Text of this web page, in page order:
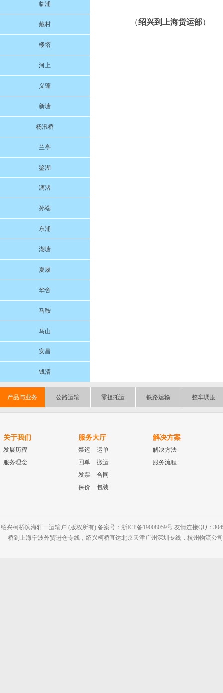
临浦
戴村
楼塔
河上
义蓬
新塘
杨汛桥
兰亭
鉴湖
漓渚
孙端
东浦
湖塘
夏履
华舍
马鞍
马山
安昌
钱清
（绍兴到上海货运部）
产品与业务 公路运输 零担托运 铁路运输 整车调度
关于我们
发展历程
服务理念
服务大厅
禁运
运单
回单
搬运
发票
合同
保价
包装
解决方案
解决方法
服务流程
绍兴柯桥滨海轩一运输户 (版权所有) 备案号：浙ICP备19008059号 友情连接QQ：
桥到上海宁波外贸进仓专线，绍兴柯桥直达北京天津广州深圳专线，杭州物流公